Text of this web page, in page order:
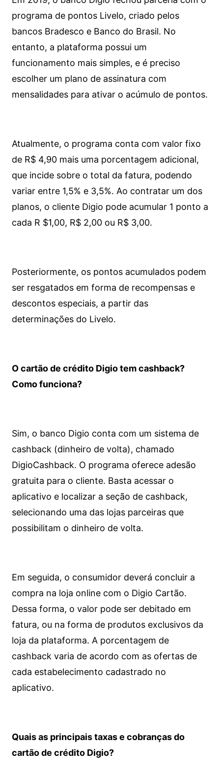
programa de pontos Livelo, criado pelos
bancos Bradesco e Banco do Brasil. No
entanto, a plataforma possui um
funcionamento mais simples, e é preciso
escolher um plano de assinatura com
mensalidades para ativar o acúmulo de pontos.
Atualmente, o programa conta com valor fixo
de R$ 4,90 mais uma porcentagem adicional,
que incide sobre o total da fatura, podendo
variar entre 1,5% e 3,5%. Ao contratar um dos
planos, o cliente Digio pode acumular 1 ponto a
cada R $1,00, R$ 2,00 ou R$ 3,00.
Posteriormente, os pontos acumulados podem
ser resgatados em forma de recompensas e
descontos especiais, a partir das
determinações do Livelo.
O cartão de crédito Digio tem cashback?
Como funciona?
Sim, o banco Digio conta com um sistema de
cashback (dinheiro de volta), chamado
DigioCashback. O programa oferece adesão
gratuita para o cliente. Basta acessar o
aplicativo e localizar a seção de cashback,
selecionando uma das lojas parceiras que
possibilitam o dinheiro de volta.
Em seguida, o consumidor deverá concluir a
compra na loja online com o Digio Cartão.
Dessa forma, o valor pode ser debitado em
fatura, ou na forma de produtos exclusivos da
loja da plataforma. A porcentagem de
cashback varia de acordo com as ofertas de
cada estabelecimento cadastrado no
aplicativo.
Quais as principais taxas e cobranças do
cartão de crédito Digio?